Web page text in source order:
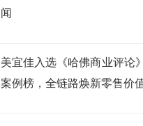
闻
美宜佳入选《哈佛商业评论
案例榜，全链路焕新零售价